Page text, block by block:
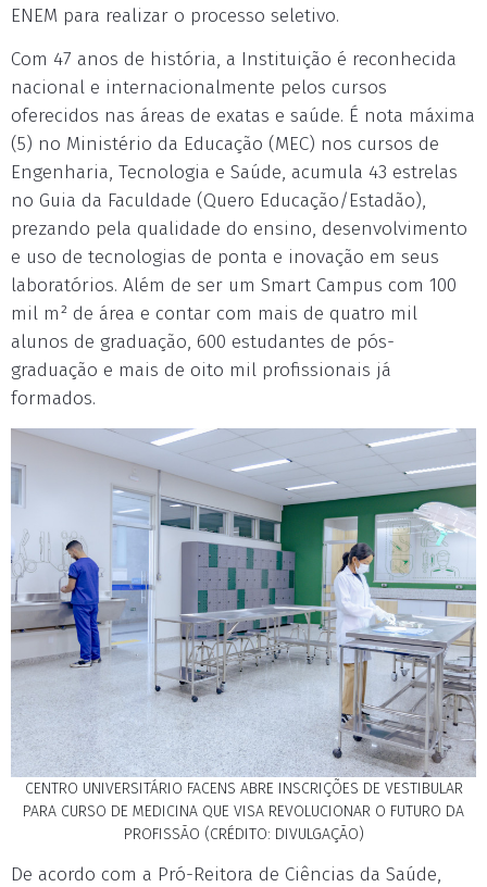
ENEM para realizar o processo seletivo.
Com 47 anos de história, a Instituição é reconhecida
nacional e internacionalmente pelos cursos
oferecidos nas áreas de exatas e saúde. É nota máxima
(5) no Ministério da Educação (MEC) nos cursos de
Engenharia, Tecnologia e Saúde, acumula 43 estrelas
no Guia da Faculdade (Quero Educação/Estadão),
prezando pela qualidade do ensino, desenvolvimento
e uso de tecnologias de ponta e inovação em seus
laboratórios. Além de ser um Smart Campus com 100
mil m² de área e contar com mais de quatro mil
alunos de graduação, 600 estudantes de pós-
graduação e mais de oito mil profissionais já
formados.
CENTRO UNIVERSITÁRIO FACENS ABRE INSCRIÇÕES DE VESTIBULAR
PARA CURSO DE MEDICINA QUE VISA REVOLUCIONAR O FUTURO DA
PROFISSÃO (CRÉDITO: DIVULGAÇÃO)
De acordo com a Pró-Reitora de Ciências da Saúde,